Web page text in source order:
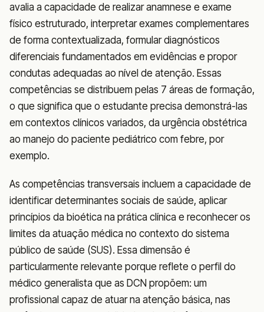
avalia a capacidade de realizar anamnese e exame
físico estruturado, interpretar exames complementares
de forma contextualizada, formular diagnósticos
diferenciais fundamentados em evidências e propor
condutas adequadas ao nível de atenção. Essas
competências se distribuem pelas 7 áreas de formação,
o que significa que o estudante precisa demonstrá-las
em contextos clínicos variados, da urgência obstétrica
ao manejo do paciente pediátrico com febre, por
exemplo.
As competências transversais incluem a capacidade de
identificar determinantes sociais de saúde, aplicar
princípios da bioética na prática clínica e reconhecer os
limites da atuação médica no contexto do sistema
público de saúde (SUS). Essa dimensão é
particularmente relevante porque reflete o perfil do
médico generalista que as DCN propõem: um
profissional capaz de atuar na atenção básica, nas